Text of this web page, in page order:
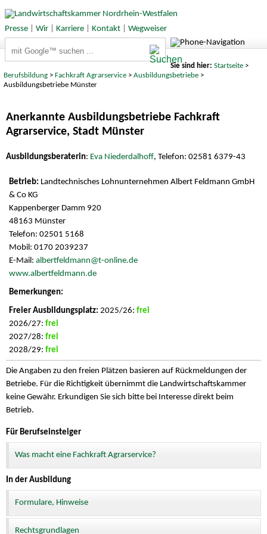
Presse| Wir| Karriere| Kontakt| Wegweiser
Sie sind hier: Startseite>
Berufsbildung >Fachkraft Agrarservice >Ausbildungsbetriebe >
Ausbildungsbetriebe Münster
Anerkannte Ausbildungsbetriebe Fachkraft
Agrarservice, Stadt Münster
Ausbildungsberaterin: Eva Niederdalhoff, Telefon: 02581 6379-43
Landtechnisches Lohnunternehmen Albert Feldmann GmbH
& Co KG
Kappenberger Damm 920
48163 Münster
Telefon: 02501 5168
Mobil: 0170 2039237
E-Mail: albertfeldmann@t-online.de
www.albertfeldmann.de
2025/26: frei
2026/27: frei
2027/28: frei
2028/29: frei
Die Angaben zu den freien Plätzen basieren auf Rückmeldungen der
Betriebe. Für die Richtigkeit übernimmt die Landwirtschaftskammer
keine Gewähr. Erkundigen Sie sich bitte bei Interesse direkt beim
Betrieb.
Für Berufseinsteiger
Was macht eine Fachkraft Agrarservice?
In der Ausbildung
Formulare, Hinweise
Rechtsgrundlagen